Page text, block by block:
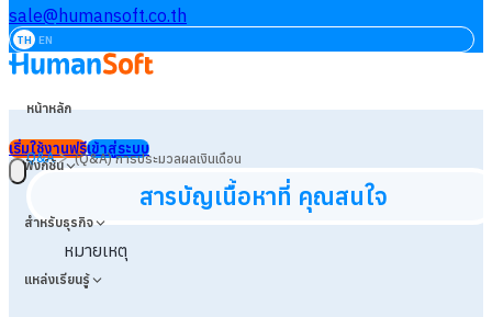
sale@humansoft.co.th
TH EN
หน้าหลัก
ฟังก์ชัน
สำหรับธุรกิจ
แหล่งเรียนรู้
เริ่มใช้งานฟรีเข้าสู่ระบบ
Q&A>(Q&A) การประมวลผลเงินเดือน
สารบัญเนื้อหาที่ คุณสนใจ
หมายเหตุ